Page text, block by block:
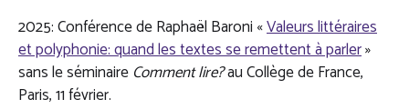
2025: Conférence de Raphaël Baroni «Valeurs littéraires
et polyphonie: quand les textes se remettent à parler»
sans le séminaire Comment lire?au Collège de France,
Paris, 11 février.